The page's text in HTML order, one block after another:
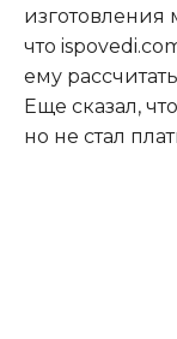
изготовления
что
ему
Еще сказал,
но не стал